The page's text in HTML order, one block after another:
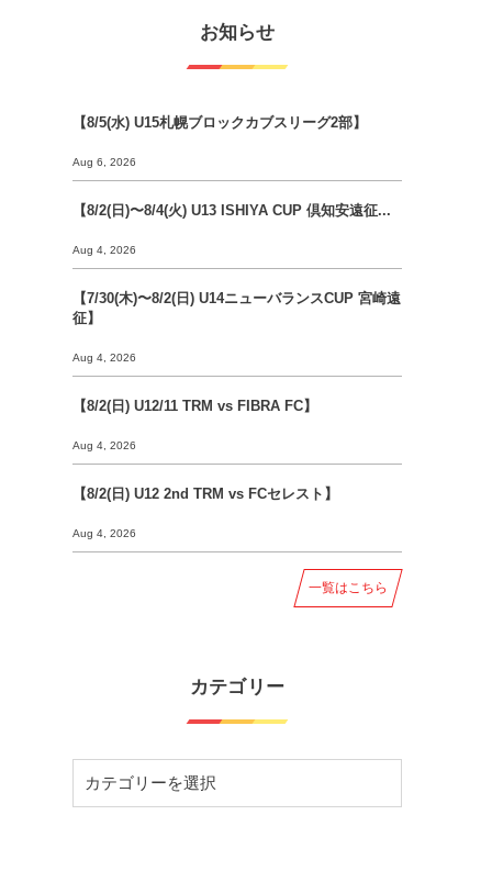
お知らせ
【8/5(水) U15札幌ブロックカブスリーグ2部】
Aug 6, 2026
【8/2(日)〜8/4(火) U13 ISHIYA CUP 倶知安遠征...
Aug 4, 2026
【7/30(木)〜8/2(日) U14ニューバランスCUP 宮崎遠
征】
Aug 4, 2026
【8/2(日) U12/11 TRM vs FIBRA FC】
Aug 4, 2026
【8/2(日) U12 2nd TRM vs FCセレスト】
Aug 4, 2026
一覧はこちら
カテゴリー